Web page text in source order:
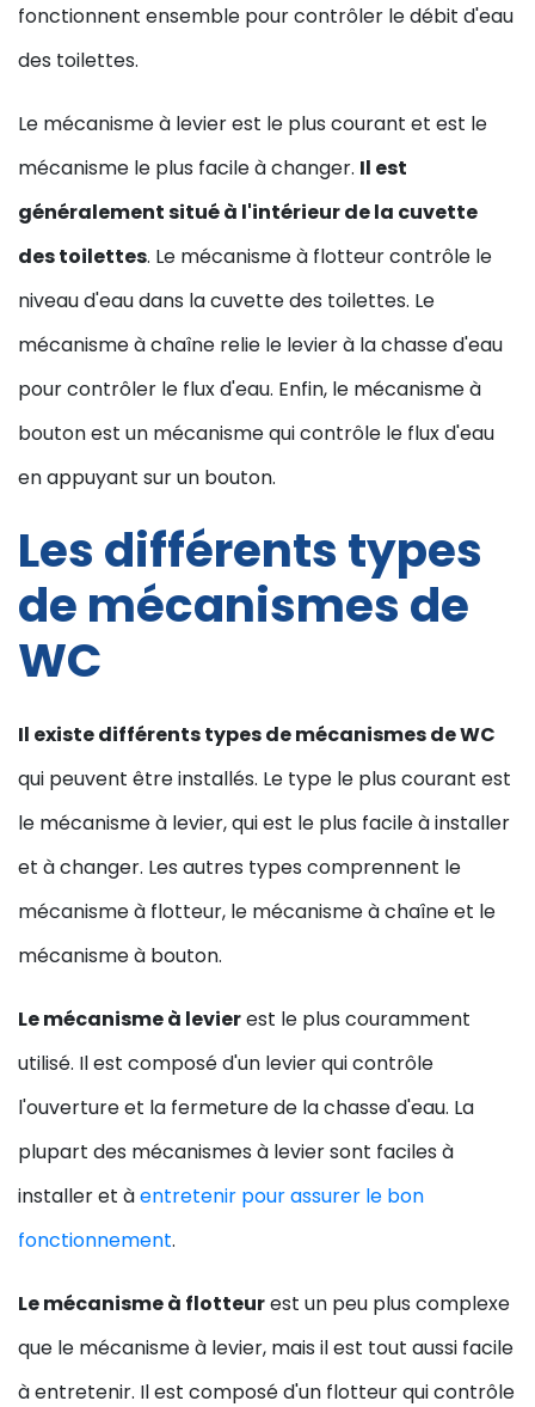
fonctionnent ensemble pour contrôler le débit d'eau
des toilettes.
Le mécanisme à levier est le plus courant et est le
mécanisme le plus facile à changer. Il est
généralement situé à l'intérieur de la cuvette
des toilettes. Le mécanisme à flotteur contrôle le
niveau d'eau dans la cuvette des toilettes. Le
mécanisme à chaîne relie le levier à la chasse d'eau
pour contrôler le flux d'eau. Enfin, le mécanisme à
bouton est un mécanisme qui contrôle le flux d'eau
en appuyant sur un bouton.
Les différents types
de mécanismes de
WC
Il existe différents types de mécanismes de WC
qui peuvent être installés. Le type le plus courant est
le mécanisme à levier, qui est le plus facile à installer
et à changer. Les autres types comprennent le
mécanisme à flotteur, le mécanisme à chaîne et le
mécanisme à bouton.
Le mécanisme à levierest le plus couramment
utilisé. Il est composé d'un levier qui contrôle
l'ouverture et la fermeture de la chasse d'eau. La
plupart des mécanismes à levier sont faciles à
installer et àentretenir pour assurer le bon
fonctionnement.
Le mécanisme à flotteurest un peu plus complexe
que le mécanisme à levier, mais il est tout aussi facile
à entretenir. Il est composé d'un flotteur qui contrôle